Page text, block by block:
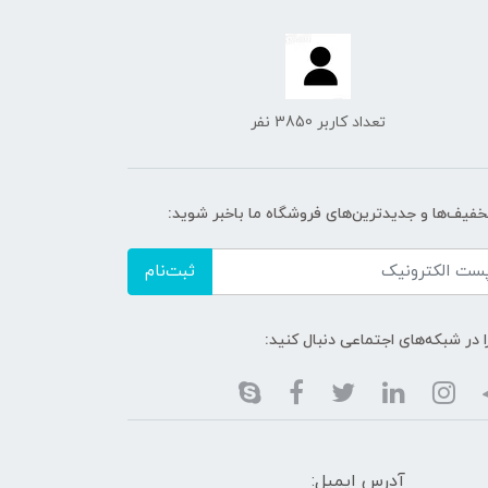
تعداد کاربر 3850 نفر
و جدیدترین‌های فروشگاه ما باخبر شوید:
ثبت‌نام
در شبکه‌های اجتماعی دنبال کنید:
آدرس ایمیل: